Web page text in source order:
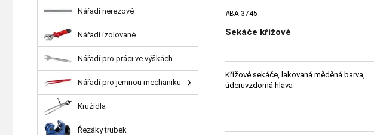
#BA-3745
Sekáče křížové
Křížové sekáče, lakovaná měděná barva,
úderuvzdorná hlava
Nářadí nerezové
Nářadí izolované
Nářadí pro práci ve výškách
Nářadí pro jemnou mechaniku
Kružidla
Řezáky trubek